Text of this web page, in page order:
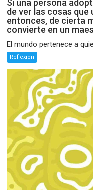
Si una persona
de ver las cosas
entonces, de cierta
convierte en un
El mundo pertenece a
Reflexión